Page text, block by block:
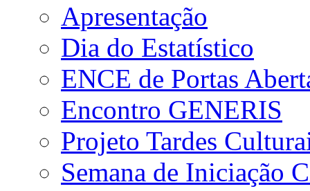
Apresentação
Dia do Estatístico
ENCE de Portas
Encontro GENERIS
Projeto Tardes
Semana de Iniciação